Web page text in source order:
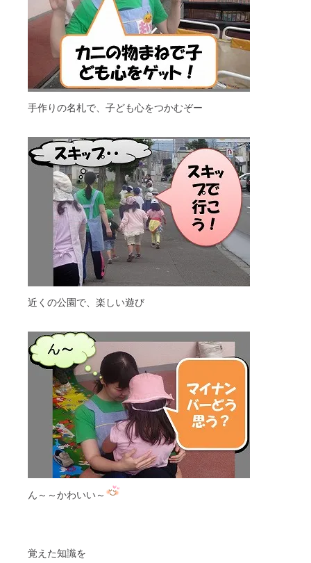
手作りの名札で、子ども心をつかむぞー
近くの公園で、楽しい遊び
ん～～かわいい～
覚えた知識を